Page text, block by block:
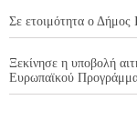
Σε ετοιμότητα ο
Ξεκίνησε η υποβολή
Ευρωπαϊκού